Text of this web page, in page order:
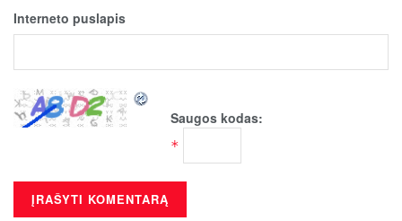
Interneto puslapis
Saugos kodas:
*